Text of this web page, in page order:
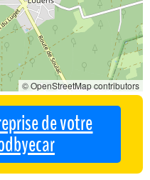
© OpenStreetMap contributors
de votre